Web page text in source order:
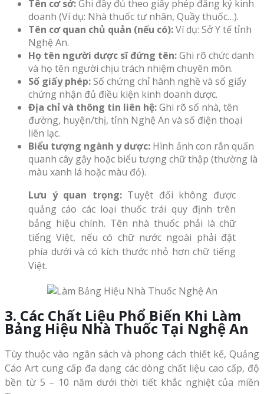
Tên cơ sở:Ghi đầy đủ theo giấy phép đăng ký kinh
doanh (Ví dụ: Nhà thuốc tư nhân, Quầy thuốc…).
Tên cơ quan chủ quản (nếu có):Ví dụ: Sở Y tế tỉnh
Nghệ An.
Họ tên người dược sĩ đứng tên:Ghi rõ chức danh
và họ tên người chịu trách nhiệm chuyên môn.
Số giấy phép:Số chứng chỉ hành nghề và số giấy
chứng nhận đủ điều kiện kinh doanh dược.
Địa chỉ và thông tin liên hệ:Ghi rõ số nhà, tên
đường, huyện/thị, tỉnh Nghệ An và số điện thoại
liên lạc.
Biểu tượng ngành y dược: Hình ảnh con rắn quấn
quanh cây gậy hoặc biểu tượng chữ thập (thường là
màu xanh lá hoặc màu đỏ).
Lưu ý quan trọng:Tuyệt đối không được
quảng cáo các loại thuốc trái quy định trên
bảng hiệu chính. Tên nhà thuốc phải là chữ
tiếng Việt, nếu có chữ nước ngoài phải đặt
phía dưới và có kích thước nhỏ hơn chữ tiếng
Việt.
3. Các Chất Liệu Phổ Biến Khi Làm
Bảng Hiệu Nhà Thuốc Tại Nghệ An
Tùy thuộc vào ngân sách và phong cách thiết kế, Quảng
Cáo Art cung cấp đa dạng các dòng chất liệu cao cấp, độ
bền từ 5 – 10 năm dưới thời tiết khắc nghiệt của miền